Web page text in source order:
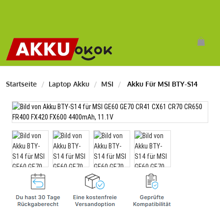
Startseite Laptop Akku MSI Akku Für MSI BTY-S14